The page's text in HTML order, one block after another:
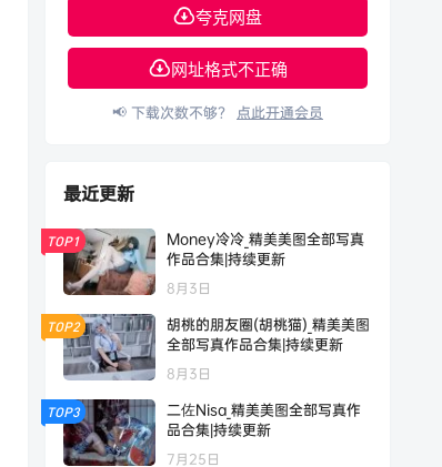
夸克网盘
网址格式不正确
📢 下载次数不够？ 点此开通会员
最近更新
TOP1
Money冷冷_精美美图全部写真
作品合集|持续更新
8月3日
TOP2
胡桃的朋友圈(胡桃猫)_精美美图
全部写真作品合集|持续更新
8月3日
TOP3
二佐Nisa_精美美图全部写真作
品合集|持续更新
7月25日